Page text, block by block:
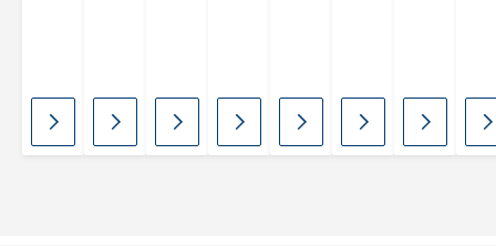
125
OHN
E
ABS
125
414,